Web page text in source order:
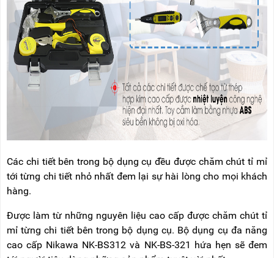
Các chi tiết bên trong bộ dụng cụ đều được chăm chút tỉ mỉ
tới từng chi tiết nhỏ nhất đem lại sự hài lòng cho mọi khách
hàng.
Được làm từ những nguyên liệu cao cấp được chăm chút tỉ
mỉ từng chi tiết bên trong bộ dụng cụ. Bộ dụng cụ đa năng
cao cấp Nikawa NK-BS312 và NK-BS-321 hứa hẹn sẽ đem